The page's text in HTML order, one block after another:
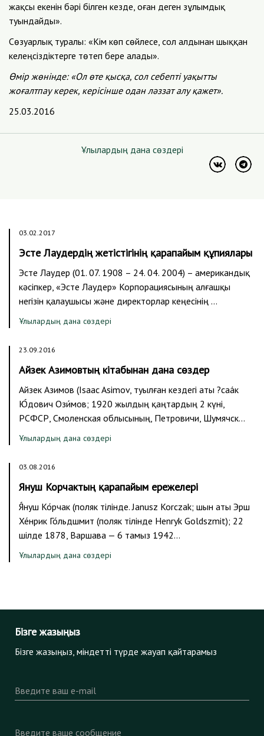
жақсы екенін бәрі білген кезде, оған деген зұлымдық
туындайды».
Сөзуарлық туралы: «Кім көп сөйлесе, сол алдынан шыққан
келеңсіздіктерге төтеп бере алады».
Өмір жөнінде: «Ол өте қысқа, сол себепті уақытты
жоғалтпау керек, керісінше одан ләззат алу қажет».
25.03.2016
Ұлылардың дана сөздері
03.02.2017
Эсте Лаудердің жетістігінің қарапайым құпиялары
Эсте Лаудер (01. 07. 1908 – 24. 04. 2004) – американдық
кәсіпкер, «Эсте Лаудер» Корпорациясының алғашқы
негізін қалаушысы және директорлар кеңесінің …
Ұлылардың дана сөздері
23.09.2016
Айзек Азимовтың кітабынан дана сөздер
Айзек Азимов (Isaac Asimov, туылған кездегі аты ?саáк
Ю́дович Ози́мов; 1920 жылдың қаңтардың 2 күні,
РСФСР, Смоленская облысының, Петровичи, Шумячск…
Ұлылардың дана сөздері
03.08.2016
Януш Корчактың қарапайым ережелері
Я́нуш Ко́рчак (поляк тілінде. Janusz Korczak; шын аты Эрш
Хе́нрик Го́льдшмит (поляк тілінде Henryk Goldszmit); 22
шілде 1878, Варшава — 6 тамыз 1942…
Ұлылардың дана сөздері
Бізге жазыңыз
Бізге жазыңыз, міндетті түрде жауап қайтарамыз
Введите ваш e-mail
Введите ваше сообщение